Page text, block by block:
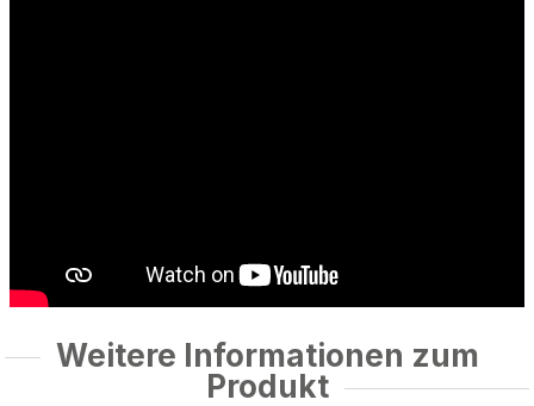
Weitere Informationen zum
Produkt